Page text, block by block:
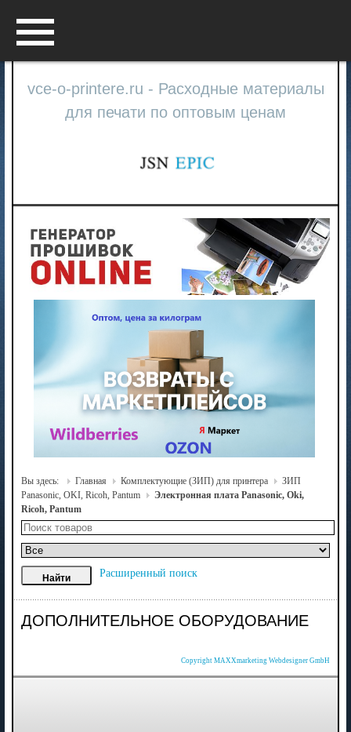
vce-o-printere.ru - Расходные материалы
для печати по оптовым ценам
Вы здесь: Главная Комплектующие (ЗИП) для принтера
ЗИП
Panasonic, OKI, Ricoh, Pantum
Электронная плата Panasonic, Oki,
Ricoh, Pantum
Расширенный поиск
ДОПОЛНИТЕЛЬНОЕ ОБОРУДОВАНИЕ
Copyright MAXXmarketing Webdesigner GmbH